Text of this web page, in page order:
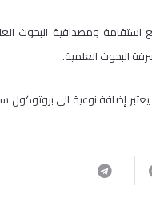
ومصداقية البحوث
البحوث العلمية.
إضافة نوعية الى